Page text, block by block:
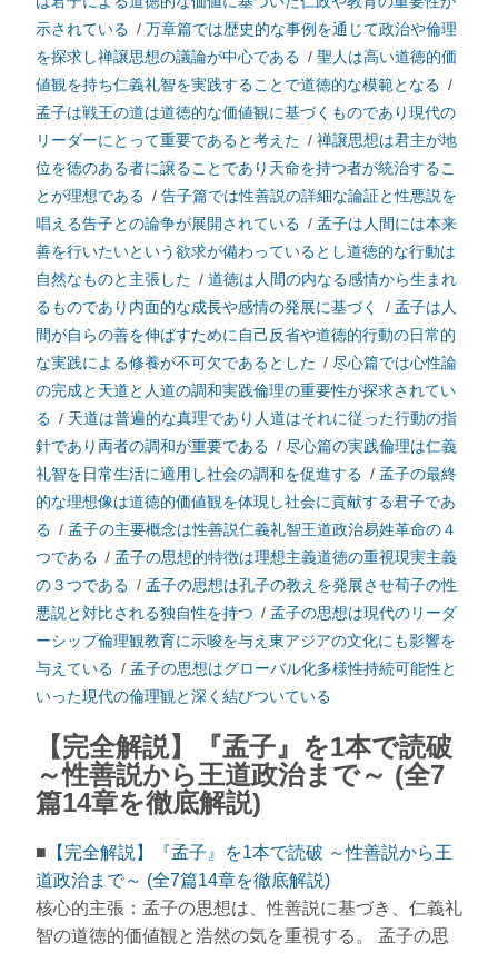
示されている / 万章篇では歴史的な事例を通じて政治や倫理
を探求し禅譲思想の議論が中心である / 聖人は高い道徳的価
値観を持ち仁義礼智を実践することで道徳的な模範となる /
孟子は戦王の道は道徳的な価値観に基づくものであり現代の
リーダーにとって重要であると考えた / 禅譲思想は君主が地
位を徳のある者に譲ることであり天命を持つ者が統治するこ
とが理想である / 告子篇では性善説の詳細な論証と性悪説を
唱える告子との論争が展開されている / 孟子は人間には本来
善を行いたいという欲求が備わっているとし道徳的な行動は
自然なものと主張した / 道徳は人間の内なる感情から生まれ
るものであり内面的な成長や感情の発展に基づく
/ 孟子は人
間が自らの善を伸ばすために自己反省や道徳的行動の日常的
な実践による修養が不可欠であるとした / 尽心篇では心性論
の完成と天道と人道の調和実践倫理の重要性が探求されてい
る / 天道は普遍的な真理であり人道はそれに従った行動の指
針であり両者の調和が重要である / 尽心篇の実践倫理は仁義
礼智を日常生活に適用し社会の調和を促進する / 孟子の最終
的な理想像は道徳的価値観を体現し社会に貢献する君子であ
る / 孟子の主要概念は性善説仁義礼智王道政治易姓革命の４
つである / 孟子の思想的特徴は理想主義道徳の重視現実主義
の３つである / 孟子の思想は孔子の教えを発展させ荀子の性
悪説と対比される独自性を持つ / 孟子の思想は現代のリーダ
ーシップ倫理観教育に示唆を与え東アジアの文化にも影響を
与えている / 孟子の思想はグローバル化多様性持続可能性と
いった現代の倫理観と深く結びついている
【完全解説】『孟子』を1本で読破
～性善説から王道政治まで～ (全7
篇14章を徹底解説)
■ 【完全解説】『孟子』を1本で読破 ～性善説から王
道政治まで～ (全7篇14章を徹底解説)
核心的主張：孟子の思想は、性善説に基づき、仁義礼
智の道徳的価値観と浩然の気を重視する。 孟子の思